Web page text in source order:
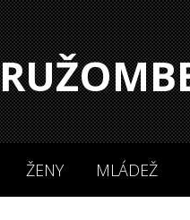
ŽENY MLÁDEŽ